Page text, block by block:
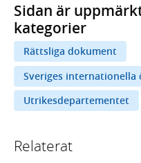
Sidan är
kategorier
Rättsliga dokument
Sveriges internationella
Utrikesdepartementet
Relaterat